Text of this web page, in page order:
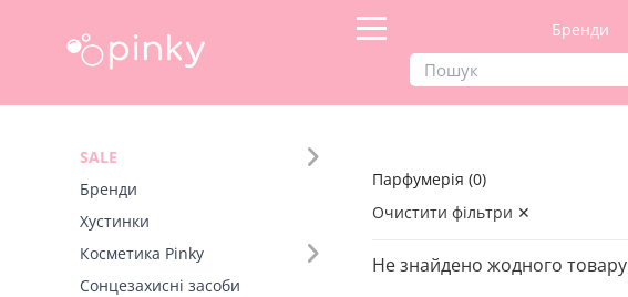
Бренди
SALE
Бренди
Хустинки
Косметика Pinky
Сонцезахисні засоби
Фільтр
Парфумерія (0)
Очистити фільтри ✕
Не знайдено жодного товару